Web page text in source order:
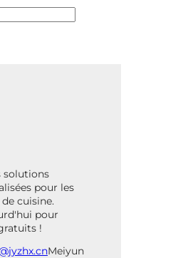
solutions
pour les
cuisine.
pour
!
Meiyun